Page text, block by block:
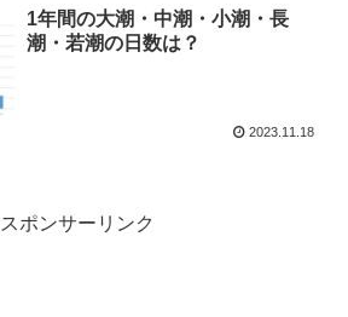
1年間の大潮・中潮・小潮・長
潮・若潮の日数は？
2023.11.18
スポンサーリンク